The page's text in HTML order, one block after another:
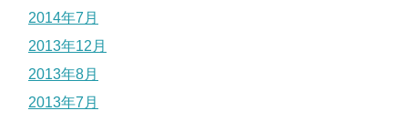
2014年7月
2013年12月
2013年8月
2013年7月